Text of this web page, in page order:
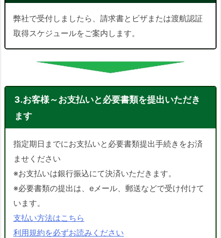
弊社で受付しましたら、請求書とビザまたは渡航認証
取得スケジュールをご案内します。
3.お客様～お支払いと必要書類を提出いただき
ます
指定期日までにお支払いと必要書類提出手続きをお済
ませください
※お支払いは銀行振込にて決済いただきます。
※必要書類の提出は、eメール、郵送などで受け付けて
います。
支払い方法はこちら
利用規約を必ずお読みください